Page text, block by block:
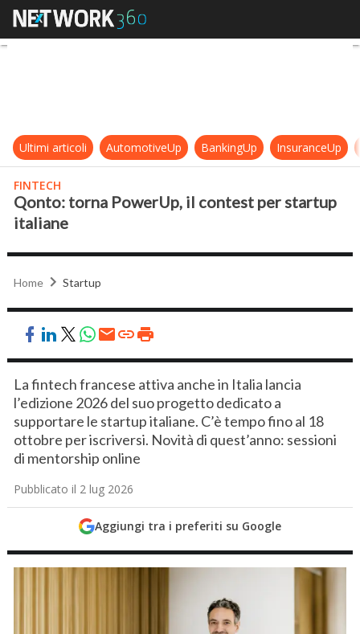
Qonto: torna PowerUp, il contest
Ultimi articoli AutomotiveUp BankingUp InsuranceUp
FINTECH
Qonto: torna PowerUp, il contest per startup
italiane
Home Startup
La fintech francese attiva anche in Italia lancia
l’edizione 2026 del suo progetto dedicato a
supportare le startup italiane. C’è tempo fino al 18
ottobre per iscriversi. Novità di quest’anno: sessioni
di mentorship online
Pubblicato il 2 lug 2026
Aggiungi tra i preferiti su Google